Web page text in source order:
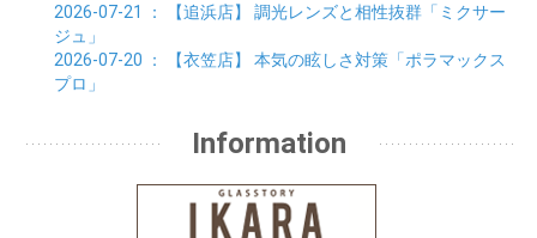
2026-07-21
： 【追浜店】 調光レンズと相性抜群「ミクサー
ジュ」
2026-07-20 ： 【衣笠店】 本気の眩しさ対策「ポラマックス
プロ」
Information